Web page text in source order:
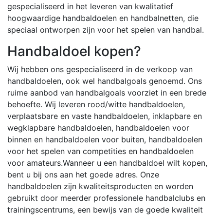
gespecialiseerd in het leveren van kwalitatief
hoogwaardige handbaldoelen en handbalnetten, die
speciaal ontworpen zijn voor het spelen van handbal.
Handbaldoel kopen?
Wij hebben ons gespecialiseerd in de verkoop van
handbaldoelen, ook wel handbalgoals genoemd. Ons
ruime aanbod van handbalgoals voorziet in een brede
behoefte. Wij leveren rood/witte handbaldoelen,
verplaatsbare en vaste handbaldoelen, inklapbare en
wegklapbare handbaldoelen, handbaldoelen voor
binnen en handbaldoelen voor buiten, handbaldoelen
voor het spelen van competities en handbaldoelen
voor amateurs.Wanneer u een handbaldoel wilt kopen,
bent u bij ons aan het goede adres. Onze
handbaldoelen zijn kwaliteitsproducten en worden
gebruikt door meerder professionele handbalclubs en
trainingscentrums, een bewijs van de goede kwaliteit